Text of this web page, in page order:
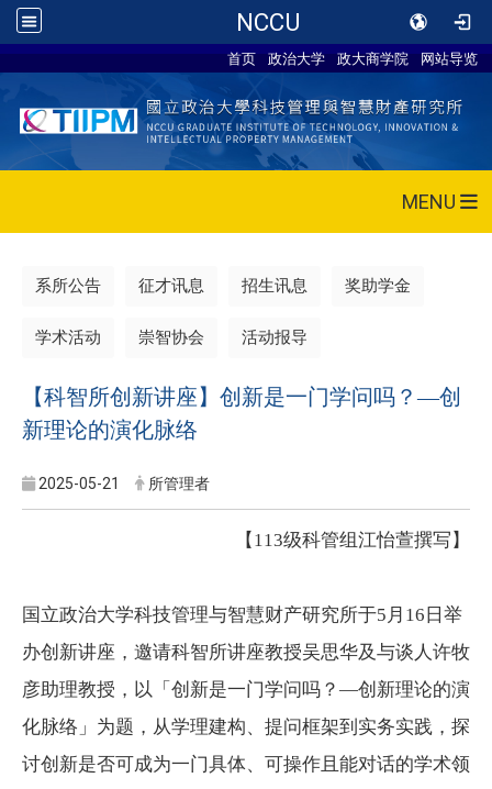
NCCU
首页 政治大学 政大商学院 网站导览
MENU
系所公告 征才讯息 招生讯息 奖助学金
学术活动 崇智协会 活动报导
【科智所创新讲座】创新是一门学问吗？—创
新理论的演化脉络
2025-05-21 所管理者
【113级科管组江怡萱撰写】
国立政治大学科技管理与智慧财产研究所于5月16日举
办创新讲座，邀请科智所讲座教授吴思华及与谈人许牧
彦助理教授，以「创新是一门学问吗？—创新理论的演
化脉络」为题，从学理建构、提问框架到实务实践，探
讨创新是否可成为一门具体、可操作且能对话的学术领